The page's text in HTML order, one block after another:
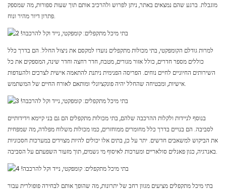
מוגבלת. ברגע שהם נמצאים באתר, ניתן לפרוש ולהרכיב אותם תוך שעות ספורות, מה שמספק
פתרון דיור מהיר ונוח.
למרות גודלם הקומפקטי, בתי מכולות מתקפלים נועדו למקסם את ניצול החלל. הם בדרך כלל
כוללים מספר חדרים, כולל אזור מגורים, מטבח, חדר רחצה וחדר שינה, המספקים את כל
השירותים החיוניים לחיים נוחים. הפריסה הפנימית ניתנת להתאמה אישית לצרכים ולהעדפות
אישיות, ומבטיחה שהחלל יהיה פונקציונלי ומותאם לאורח החיים של המשתמש.
בנוסף לניידות ולקלות ההרכבה שלהם, בתי מכולות מתקפלים הם גם בני קיימא וידידותיים
לסביבה. הם בנויים בדרך כלל מחומרים ממוחזרים, כמו מכולות משלוח מפלדה, מה שמפחית
את הביקוש למשאבים חדשים. יתר על כן, בתים אלו יכולים להיות מצוידים במערכות חסכוניות
באנרגיה, כגון פאנלים סולאריים ומערכות לאיסוף מי גשמים, תוך מזעור השפעתם על הסביבה.
בתי מיכל מתקפלים מציעים מגוון רחב של יתרונות, מה שהופך אותם לבחירה פופולרית עבור